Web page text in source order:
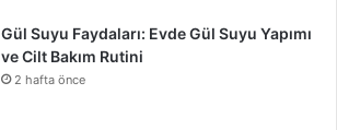
Gül Suyu Faydaları: Evde Gül Suyu Yapımı
ve Cilt Bakım Rutini
2 hafta önce